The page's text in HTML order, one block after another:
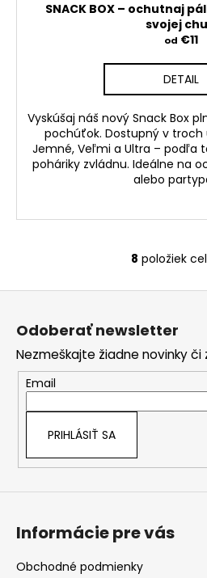
SNACK BOX – ochutnaj
svojej
od €11
DETAIL
Vyskúšaj náš nový Snack Box
pochúťok. Dostupný v
Jemné, Veľmi a Ultra – podľa
poháriky zvládnu. Ideálne na
alebo
O
v
a
c
i
e
v
y
8 položiek
Odoberať newsletter
Nezmeškajte žiadne novinky či
Email
PRIHLÁSIŤ SA
Informácie pre vás
Obchodné podmienky